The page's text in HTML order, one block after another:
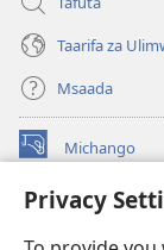
Privacy
Taarifa za
Msaada
Michango
(opens
window)Watchtower